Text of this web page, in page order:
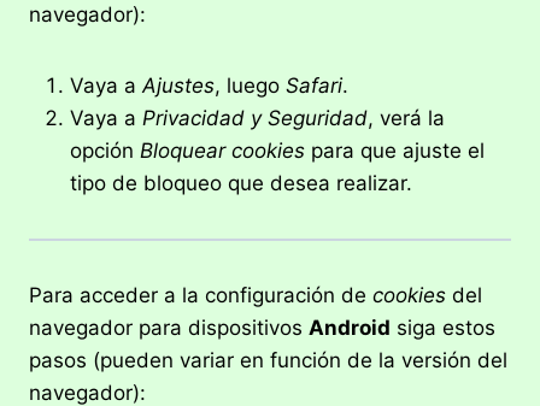
navegador):
Vaya a Ajustes, luego Safari.
Vaya a Privacidad y Seguridad, verá la
opción Bloquear cookies para que ajuste el
tipo de bloqueo que desea realizar.
Para acceder a la configuración de cookies del
navegador para dispositivos Android siga estos
pasos (pueden variar en función de la versión del
navegador):